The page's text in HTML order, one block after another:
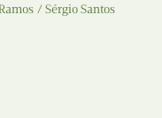
Sérgio Santos